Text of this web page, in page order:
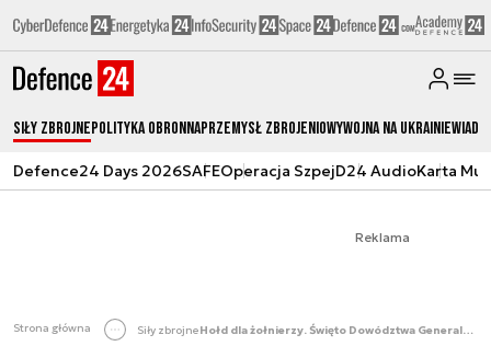
Siły zbrojnePolityka obronnaPrzemysł ZbrojeniowyWojna na Ukrainie
Defence24 Days 2026SAFEOperacja SzpejD24 AudioKarta
Reklama
Strona główna Siły zbrojne Hołd dla żołnierzy. Święto Dowództwa Generalnego